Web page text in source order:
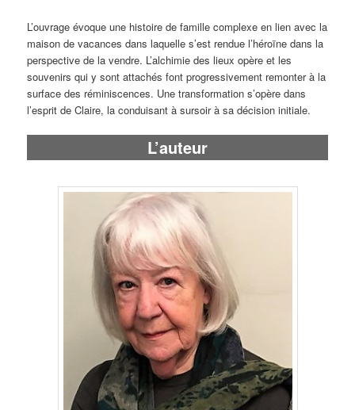
L’ouvrage évoque une histoire de famille complexe en lien avec la
maison de vacances dans laquelle s’est rendue l’héroïne dans la
perspective de la vendre. L’alchimie des lieux opère et les
souvenirs qui y sont attachés font progressivement remonter à la
surface des réminiscences. Une transformation s’opère dans
l’esprit de Claire, la conduisant à sursoir à sa décision initiale.
L’auteur